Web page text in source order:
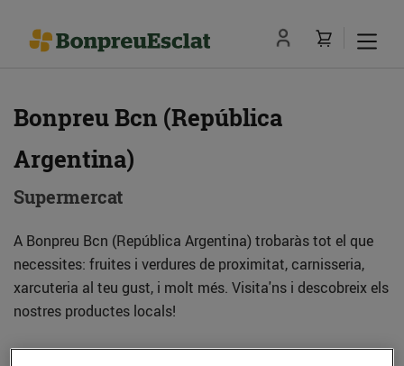
Bonpreu Bcn (República
Argentina)
Supermercat
A Bonpreu Bcn (República Argentina) trobaràs tot el que
necessites: fruites i verdures de proximitat, carnisseria,
xarcuteria al teu gust, i molt més. Visita'ns i descobreix els
nostres productes locals!